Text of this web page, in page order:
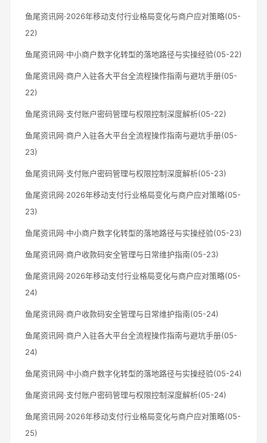
鱼尾资讯网·2026年移动支付行业格局变化与商户应对策略(05-
22)
鱼尾资讯网·中小商户数字化转型的落地路径与实操经验(05-22)
鱼尾资讯网·商户入驻各大平台全流程操作指南与避坑手册(05-
22)
鱼尾资讯网·支付账户密码管理与权限控制深度解析(05-22)
鱼尾资讯网·商户入驻各大平台全流程操作指南与避坑手册(05-
23)
鱼尾资讯网·支付账户密码管理与权限控制深度解析(05-23)
鱼尾资讯网·2026年移动支付行业格局变化与商户应对策略(05-
23)
鱼尾资讯网·中小商户数字化转型的落地路径与实操经验(05-23)
鱼尾资讯网·商户收款码安全管理与日常维护指南(05-23)
鱼尾资讯网·2026年移动支付行业格局变化与商户应对策略(05-
24)
鱼尾资讯网·商户收款码安全管理与日常维护指南(05-24)
鱼尾资讯网·商户入驻各大平台全流程操作指南与避坑手册(05-
24)
鱼尾资讯网·中小商户数字化转型的落地路径与实操经验(05-24)
鱼尾资讯网·支付账户密码管理与权限控制深度解析(05-24)
鱼尾资讯网·2026年移动支付行业格局变化与商户应对策略(05-
25)